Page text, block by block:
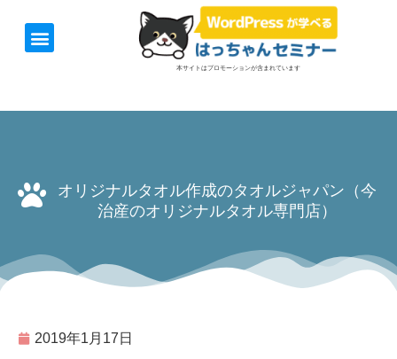
本サイトはプロモーションが含まれています
オリジナルタオル作成のタオルジャパン（今
治産のオリジナルタオル専門店）
2019年1月17日